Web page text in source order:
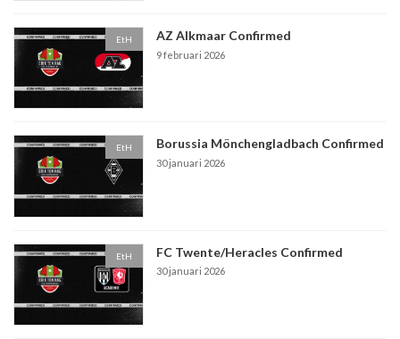
EtH AZ Alkmaar Confirmed
9 februari 2026
EtH Borussia Mönchengladbach Confirmed
30 januari 2026
EtH FC Twente/Heracles Confirmed
30 januari 2026